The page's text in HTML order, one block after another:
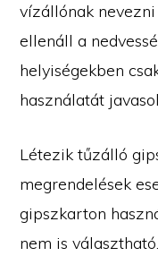
vízállónak
ellenáll a
helyiségekben
használatát
Létezik tűzálló
megrendelések
gipszkarton
nem is